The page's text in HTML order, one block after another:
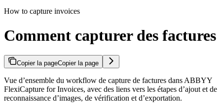
How to capture invoices
Comment capturer des factures
Copier la pageCopier la page
Vue d’ensemble du workflow de capture de factures dans ABBYY
FlexiCapture for Invoices, avec des liens vers les étapes d’ajout et de
reconnaissance d’images, de vérification et d’exportation.